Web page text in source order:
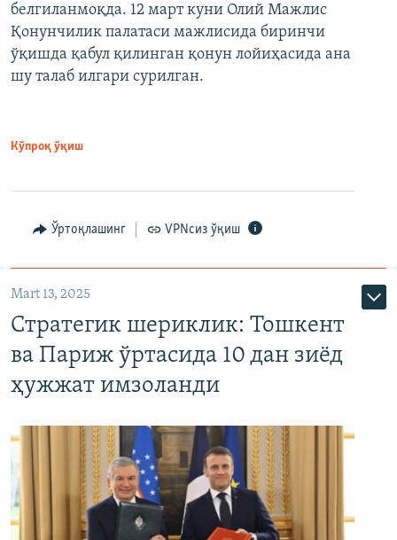
белгиланмоқда. 12 март куни Олий Мажлис
Қонунчилик палатаси мажлисида биринчи
ўқишда қабул қилинган қонун лойиҳасида ана
шу талаб илгари сурилган.
Кўпроқ ўқиш
Ўртоқлашинг VPNсиз ўқиш
Mart 13, 2025
Стратегик шериклик: Тошкент
ва Париж ўртасида 10 дан зиёд
ҳужжат имзоланди